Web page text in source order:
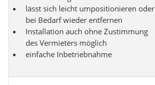
lässt sich leicht umpositionieren oder
bei Bedarf wieder entfernen
Installation auch ohne Zustimmung
des Vermieters möglich
einfache Inbetriebnahme